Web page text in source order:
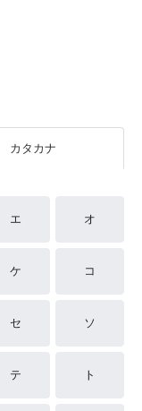
カタカナ
エ オ
ケ コ
セ ソ
テ ト